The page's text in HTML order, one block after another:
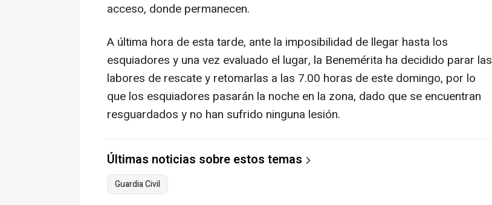
acceso, donde permanecen.
A última hora de esta tarde, ante la imposibilidad de llegar hasta los
esquiadores y una vez evaluado el lugar, la Benemérita ha decidido parar las
labores de rescate y retomarlas a las 7.00 horas de este domingo, por lo
que los esquiadores pasarán la noche en la zona, dado que se encuentran
resguardados y no han sufrido ninguna lesión.
Últimas noticias sobre estos temas
Guardia Civil